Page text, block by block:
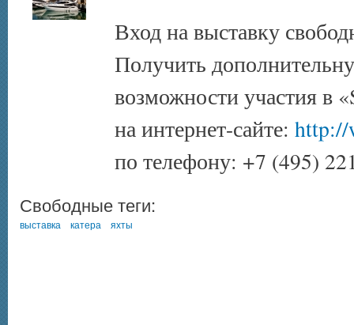
Вход на выставку
Получить
возможности участия в
на интернет-сайте: http://
по телефону: +7 (495)
Свободные теги:
выставка катера яхты